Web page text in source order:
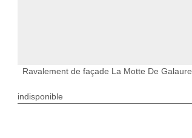
Ravalement de façade La Motte De Galaure
indisponible